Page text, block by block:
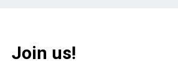
Join us!